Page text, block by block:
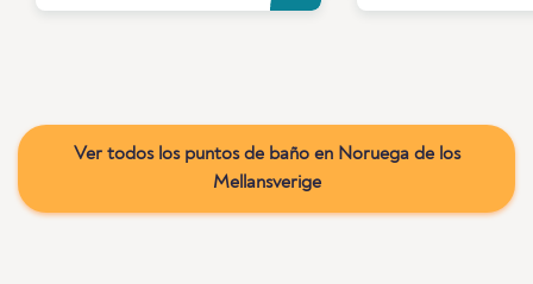
Ver todos los puntos de baño en Noruega de los
Mellansverige